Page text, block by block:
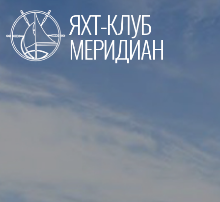
к
содержимому
ЯХТ-КЛУБ
МЕРИДИАН